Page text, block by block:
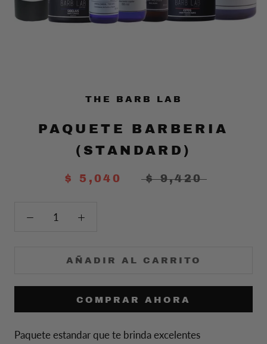
THE BARB LAB
PAQUETE BARBERIA
(STANDARD)
$ 5,040 $ 9,420
AÑADIR AL CARRITO
COMPRAR AHORA
Paquete estandar que te brinda excelentes